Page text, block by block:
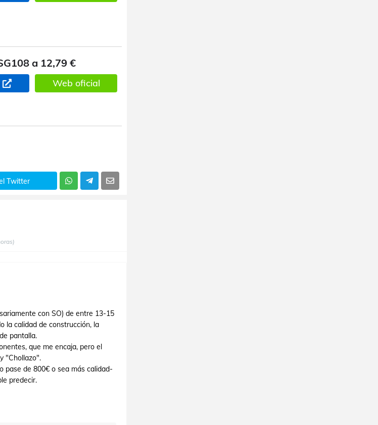
a 12,79 €
Web oficial
Twitter
con SO) de entre 13-15
la calidad de construcción, la
pantalla.
que me encaja, pero el
"Chollazo".
pase de 800€ o sea más calidad-
predecir.